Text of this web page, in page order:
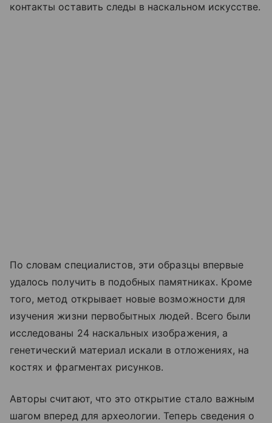
контакты оставить следы в наскальном искусстве.
По словам специалистов, эти образцы впервые
удалось получить в подобных памятниках. Кроме
того, метод открывает новые возможности для
изучения жизни первобытных людей. Всего были
исследованы 24 наскальных изображения, а
генетический материал искали в отложениях, на
костях и фрагментах рисунков.
Авторы считают, что это открытие стало важным
шагом вперед для археологии. Теперь сведения о